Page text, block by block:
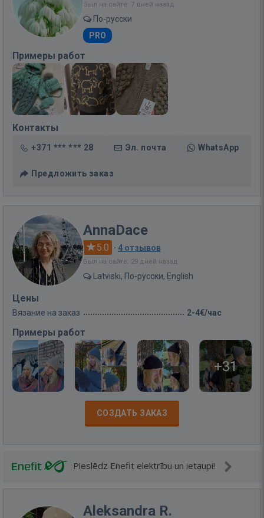
Был на сайте: 7 дней назад
По-русски
PRO
Примеры работ
Контакты
+371 *** *** 28 Эл. почта WhatsApp
Предложить заказ
AnnaDace
5.0 · 4 отзывов
Был на сайте: 29 дней назад
Latviski, По-русски, English
Цены
Вязание на заказ 2-4€/час
Примеры работ
+31
СОЗДАТЬ ЗАКАЗ
Pieslēdz Enefit elektrību un ietaupi!
Aleksandra R.